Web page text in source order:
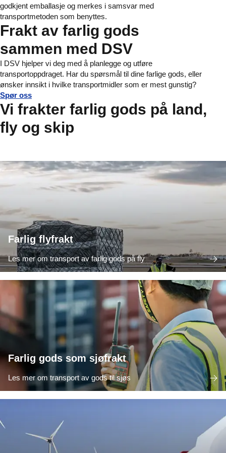
godkjent emballasje og merkes i samsvar med
transportmetoden som benyttes.
Frakt av farlig gods
sammen med DSV
I DSV hjelper vi deg med å planlegge og utføre
transportoppdraget. Har du spørsmål til dine farlige gods, eller
ønsker innsikt i hvilke transportmidler som er mest gunstig?
Spør oss
Vi frakter farlig gods på land,
fly og skip
Farlig flyfrakt
Les mer om transport av farlig gods på fly
Farlig gods som sjøfrakt
Les mer om transport av gods til sjøs